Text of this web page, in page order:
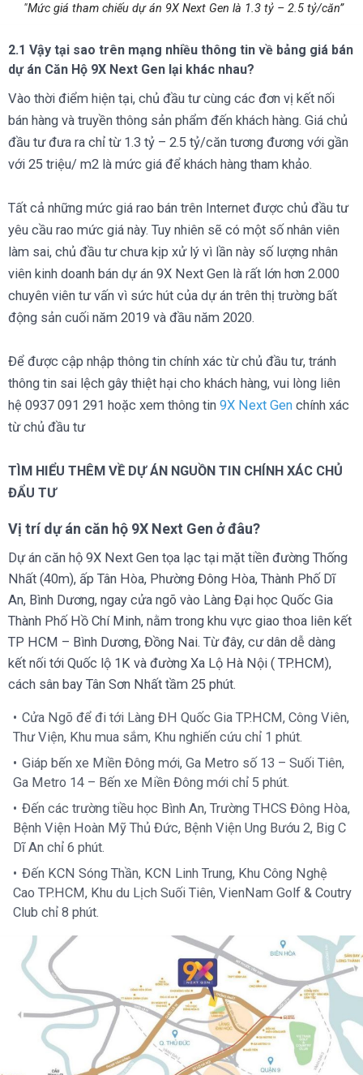
"Mức giá tham chiếu dự án 9X Next Gen là 1.3 tỷ – 2.5 tỷ/căn”
2.1 Vậy tại sao trên mạng nhiều thông tin về bảng giá bán
dự án Căn Hộ 9X Next Gen lại khác nhau?
Vào thời điểm hiện tại, chủ đầu tư cùng các đơn vị kết nối
bán hàng và truyền thông sản phẩm đến khách hàng. Giá chủ
đầu tư đưa ra chỉ từ 1.3 tỷ – 2.5 tỷ/căn tương đương với gần
với 25 triệu/ m2 là mức giá để khách hàng tham khảo.
Tất cả những mức giá rao bán trên Internet được chủ đầu tư
yêu cầu rao mức giá này. Tuy nhiên sẽ có một số nhân viên
làm sai, chủ đầu tư chưa kịp xử lý vì lần này số lượng nhân
viên kinh doanh bán dự án 9X Next Gen là rất lớn hơn 2.000
chuyên viên tư vấn vì sức hút của dự án trên thị trường bất
động sản cuối năm 2019 và đầu năm 2020.
Để được cập nhập thông tin chính xác từ chủ đầu tư, tránh
thông tin sai lệch gây thiệt hại cho khách hàng, vui lòng liên
hệ 0937 091 291 hoặc xem thông tin 9X Next Gen chính xác
từ chủ đầu tư
TÌM HIỂU THÊM VỀ DỰ ÁN NGUỒN TIN CHÍNH XÁC CHỦ
ĐẨU TƯ
Vị trí dự án căn hộ 9X Next Gen ở đâu?
Dự án căn hộ 9X Next Gen tọa lạc tại mặt tiền đường Thống
Nhất (40m), ấp Tân Hòa, Phường Đông Hòa, Thành Phố Dĩ
An, Bình Dương, ngay cửa ngõ vào Làng Đại học Quốc Gia
Thành Phố Hồ Chí Minh, nằm trong khu vực giao thoa liên kết
TP HCM – Bình Dương, Đồng Nai. Từ đây, cư dân dễ dàng
kết nối tới Quốc lộ 1K và đường Xa Lộ Hà Nội ( TP.HCM),
cách sân bay Tân Sơn Nhất tầm 25 phút.
Cửa Ngõ để đi tới Làng ĐH Quốc Gia TP.HCM, Công Viên,
Thư Viện, Khu mua sắm, Khu nghiến cứu chỉ 1 phút.
Giáp bến xe Miền Đông mới, Ga Metro số 13 – Suối Tiên,
Ga Metro 14 – Bến xe Miền Đông mới chỉ 5 phút.
Đến các trường tiều học Bình An, Trường THCS Đông Hòa,
Bệnh Viện Hoàn Mỹ Thủ Đức, Bệnh Viện Ung Bướu 2, Big C
Dĩ An chỉ 6 phút.
Đến KCN Sóng Thần, KCN Linh Trung, Khu Công Nghệ
Cao TP.HCM, Khu du Lịch Suối Tiên, VienNam Golf & Coutry
Club chỉ 8 phút.